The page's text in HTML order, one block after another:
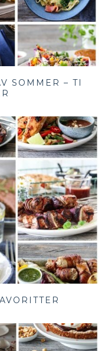
SOMMER – TI